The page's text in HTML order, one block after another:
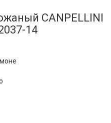
CANPELLINI
14